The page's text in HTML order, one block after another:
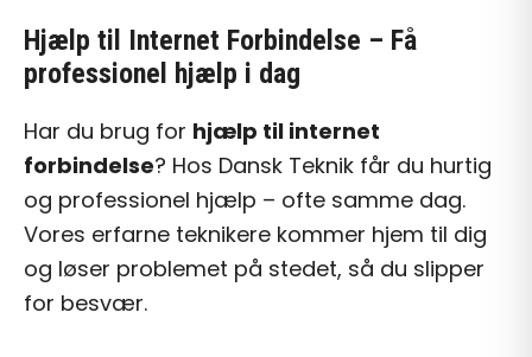
Hjælp til Internet Forbindelse – Få
professionel hjælp i dag
Har du brug for hjælp til internet
forbindelse? Hos Dansk Teknik får du hurtig
og professionel hjælp – ofte samme dag.
Vores erfarne teknikere kommer hjem til dig
og løser problemet på stedet, så du slipper
for besvær.